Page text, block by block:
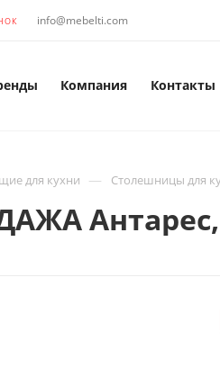
info@mebelti.com
Компания Контакты
для кухни — Столешницы для